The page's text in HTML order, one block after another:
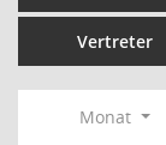
Vertreter
Monat